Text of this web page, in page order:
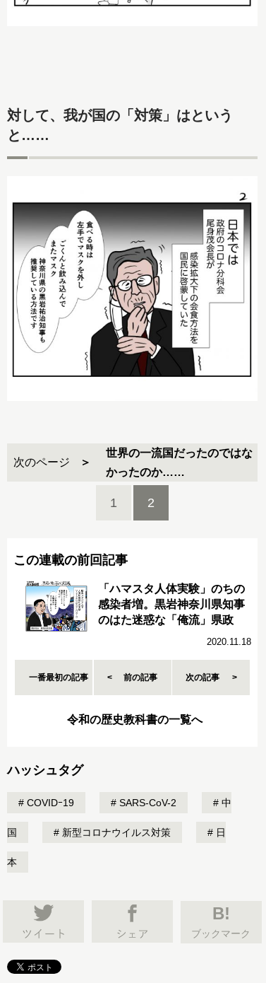
対して、我が国の「対策」はという
と……
次のページ
世界の一流国だったのではな
かったのか……
1 2
この連載の前回記事
「ハマスタ人体実験」のちの
感染者増。黒岩神奈川県知事
のはた迷惑な「俺流」県政
2020.11.18
一番最初の記事 前の記事 次の記事
令和の歴史教科書の一覧へ
ハッシュタグ
COVIDｰ19 SARS-CoV-2 中
国 新型コロナウイルス対策 日
本
B!
ブックマーク